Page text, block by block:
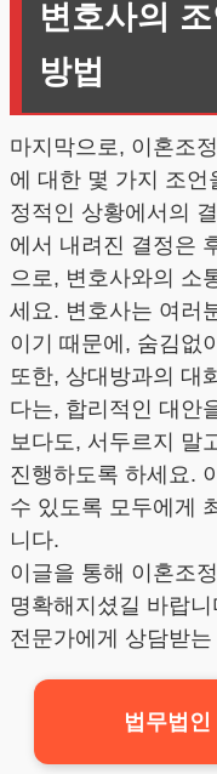
변호사의
방법
마지막으로, 이혼조
에 대한 몇 가지 조
정적인 상황에서의
에서 내려진 결정은
으로, 변호사와의 소
세요. 변호사는 여러
이기 때문에, 숨김없
또한, 상대방과의 대
다는, 합리적인 대안
보다도, 서두르지 말
진행하도록 하세요.
수 있도록 모두에게
니다.
이글을 통해 이혼조
명확해지셨길 바랍
전문가에게 상담받
법무법